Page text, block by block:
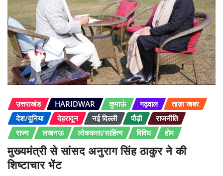
उत्तराखंड HARIDWAR कुमाऊं गढ़वाल
ताज़ा खबर
देश/दुनिया
देहरादून नई दिल्ली पौड़ी
राजनीति
राज्य
लखनऊ लोककला/साहित्य विविध होम
मुख्यमंत्री से सांसद अनुराग सिंह ठाकुर ने की
शिष्टाचार भेंट